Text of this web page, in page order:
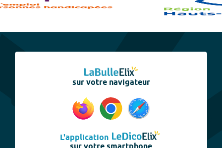
sur votre navigateur
L'application